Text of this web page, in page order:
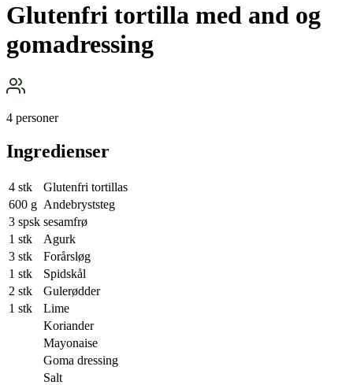
Glutenfri tortilla med and og
gomadressing
4 personer
Ingredienser
4 stk
Glutenfri tortillas
600 g Andebryststeg
3 spsk sesamfrø
1 stk
Agurk
3 stk
Forårsløg
1 stk
Spidskål
2 stk
Gulerødder
1 stk
Lime
Koriander
Mayonaise
Goma dressing
Salt